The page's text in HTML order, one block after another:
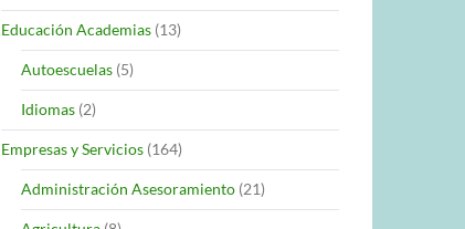
Educación Academias (13)
Autoescuelas (5)
Idiomas (2)
Empresas y Servicios (164)
Administración Asesoramiento (21)